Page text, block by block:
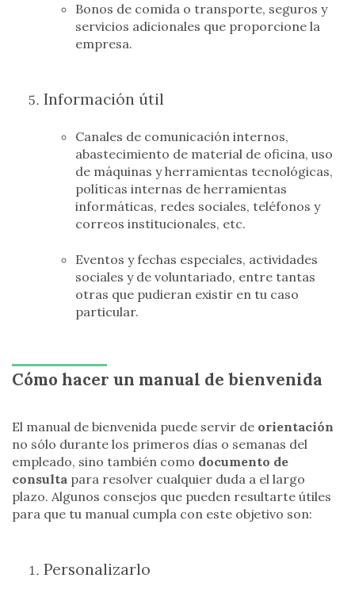
Bonos de comida o transporte, seguros y
servicios adicionales que proporcione la
empresa.
Información útil
Canales de comunicación internos,
abastecimiento de material de oficina, uso
de máquinas y herramientas tecnológicas,
políticas internas de herramientas
informáticas, redes sociales, teléfonos y
correos institucionales, etc.
Eventos y fechas especiales, actividades
sociales y de voluntariado, entre tantas
otras que pudieran existir en tu caso
particular.
Cómo hacer un manual de bienvenida
El manual de bienvenida puede servir de orientación
no sólo durante los primeros días o semanas del
empleado, sino también como documento de
consulta para resolver cualquier duda a el largo
plazo. Algunos consejos que pueden resultarte útiles
para que tu manual cumpla con este objetivo son:
Personalizarlo